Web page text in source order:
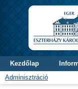
Kezdőlap
Adminisztráció